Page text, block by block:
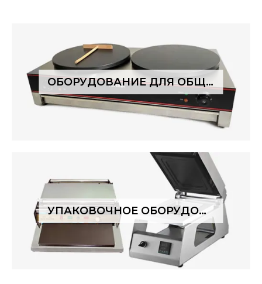
ОБОРУДОВАНИЕ ДЛЯ ОБЩЕПИТА
УПАКОВОЧНОЕ ОБОРУДОВАНИЕ